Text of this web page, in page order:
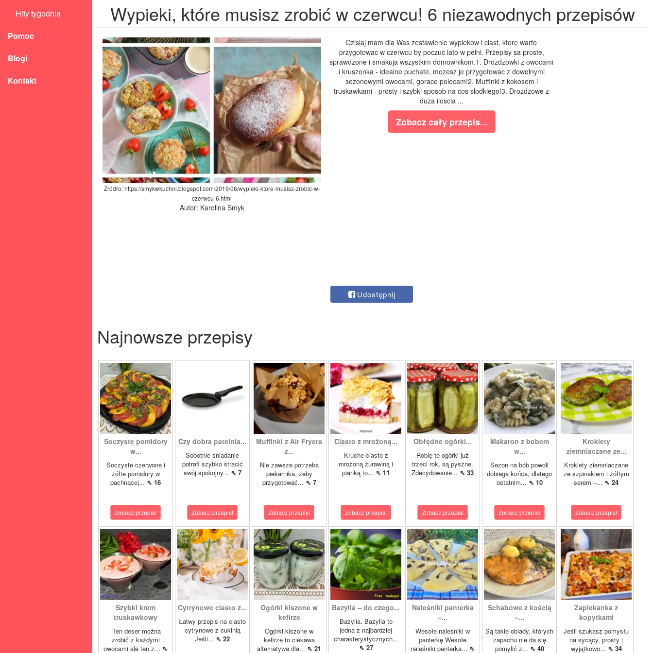
Hity tygodnia
Pomoc
Blogi
Kontakt
Wypieki, które musisz zrobić w czerwcu! 6 niezawodnych przepisów
Źródło: https://smykwkuchni.blogspot.com/2019/06/wypieki-ktore-musisz-zrobic-w-
czerwcu-6.html
Autor: Karolina Smyk
Dzisiaj mam dla Was zestawienie wypiekow i ciast, ktore warto
przygotowac w czerwcu by poczuc lato w pelni. Przepisy sa proste,
sprawdzone i smakuja wszystkim domownikom.1. Drozdzowki z owocami
i kruszonka - idealne puchate, mozesz je przygotowac z dowolnymi
sezonowymi owocami, goraco polecam!2. Muffinki z kokosem i
truskawkami - prosty i szybki sposob na cos slodkiego!3. Drozdzowe z
duza iloscia ...
Zobacz cały przepis...
Udostępnij
Najnowsze przepisy
Soczyste pomidory
w...
Soczyste czerwone i
żółte pomidory w
pachnącej... ⇖ 16
Zobacz przepis!
Czy dobra patelnia...
Sobotnie śniadanie
potrafi szybko stracić
swój spokojny... ⇖ 7
Zobacz przepis!
Muffinki z Air Fryera
z...
Nie zawsze potrzeba
piekarnika, żeby
przygotować... ⇖ 7
Zobacz przepis!
Ciasto z mrożoną...
Kruche ciasto z
mrożoną żurawiną i
pianką to... ⇖ 11
Zobacz przepis!
Obłędne ogórki...
Robię te ogórki już
trzeci rok, są pyszne.
Zdecydowanie... ⇖ 33
Zobacz przepis!
Makaron z bobem
w...
Sezon na bób powoli
dobiega końca, dlatego
ostatnim... ⇖ 10
Zobacz przepis!
Krokiety
ziemniaczane ze...
Krokiety ziemniaczane
ze szpinakiem i żółtym
serem –... ⇖ 24
Zobacz przepis!
Szybki krem
truskawkowy
Ten deser można
zrobić z każdymi
owocami ale ten z... ⇖
Cytrynowe ciasto z...
Łatwy przepis na ciasto
cytrynowe z cukinią
Jeśli... ⇖ 22
Ogórki kiszone w
kefirze
Ogórki kiszone w
kefirze to ciekawa
alternatywa dla... ⇖ 21
Bazylia – do czego...
Bazylia. Bazylia to
jedna z najbardziej
charakterystycznych...
⇖ 27
Naleśniki panterka
–...
Wesołe naleśniki w
panterkę Wesołe
naleśniki panterka... ⇖
Schabowe z kością
–...
Są takie obiady, których
zapachu nie da się
pomylić z... ⇖ 40
Zapiekanka z
kopytkami
Jeśli szukasz pomysłu
na sycący, prosty i
wyjątkowo... ⇖ 34